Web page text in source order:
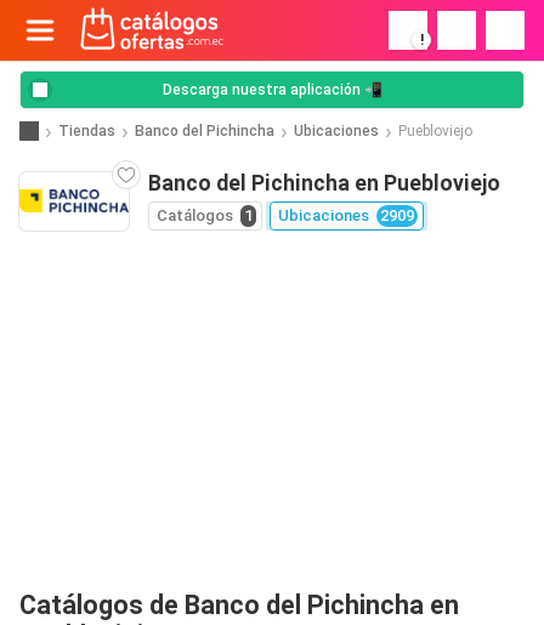
!
Descarga nuestra aplicación 📲
Tiendas Banco del Pichincha Ubicaciones Puebloviejo
Banco del Pichincha en Puebloviejo
Catálogos 1 Ubicaciones 2909
Catálogos de Banco del Pichincha en